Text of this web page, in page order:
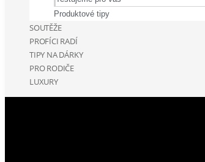
Produktové tipy
SOUTĚŽE
PROFÍCI RADÍ
TIPY NA DÁRKY
PRO RODIČE
LUXURY